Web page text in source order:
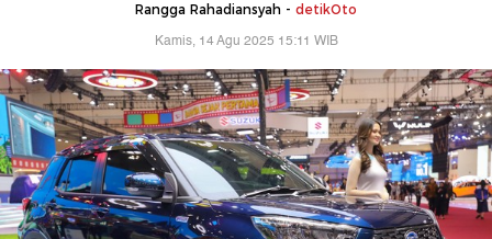
Rangga Rahadiansyah - detikOto
Kamis, 14 Agu 2025 15:11 WIB